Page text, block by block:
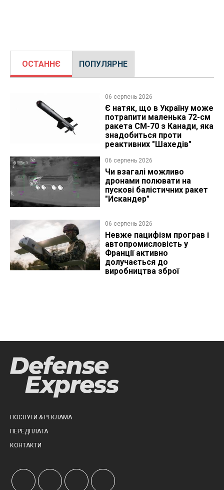
ОСТАННЄ ПОПУЛЯРНЕ
06 серпень 2026
Є натяк, що в Україну може
потрапити маленька 72-см
ракета CM-70 з Канади, яка
знадобиться проти
реактивних "Шахедів"
06 серпень 2026
Чи взагалі можливо
дронами полювати на
пускові балістичних ракет
"Искандер"
06 серпень 2026
Невже пацифізм програв і
автопромисловість у
Франції активно
долучається до
виробництва зброї
ПОСЛУГИ & РЕКЛАМА
ПЕРЕДПЛАТА
КОНТАКТИ